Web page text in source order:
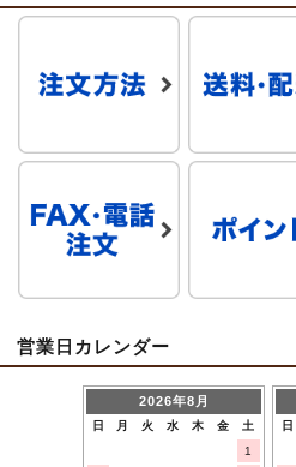
営業日カレンダー
2026年8月
日 月 火 水 木 金
土
1
日